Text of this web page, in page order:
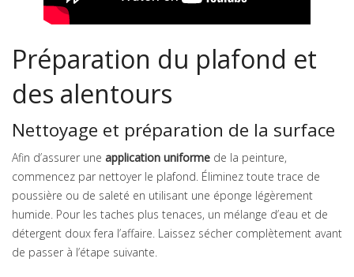
Préparation du plafond et
des alentours
Nettoyage et préparation de la surface
Afin d’assurer une application uniforme de la peinture,
commencez par nettoyer le plafond. Éliminez toute trace de
poussière ou de saleté en utilisant une éponge légèrement
humide. Pour les taches plus tenaces, un mélange d’eau et de
détergent doux fera l’affaire. Laissez sécher complètement avant
de passer à l’étape suivante.